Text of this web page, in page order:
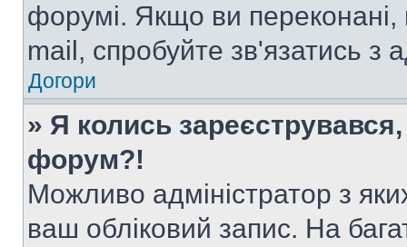
форумі. Якщо ви
mail, спробуйте зв'язатись з
Догори
» Я колись
форум?!
Можливо адміністратор з
ваш обліковий запис. На